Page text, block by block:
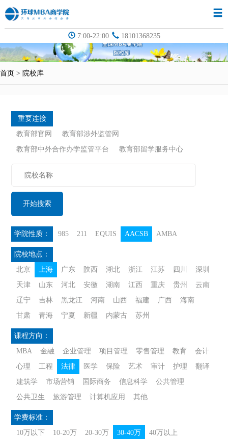
7:00-22:00 18101368235
首页 > 院校库
重要连接
教育部官网
教育部涉外监管网
教育部中外合作办学监管平台
教育部留学服务中心
开始搜索
学院性质： 985 211 EQUIS AACSB AMBA
院校地点：
北京
上海 广东 陕西 湖北 浙江 江苏 四川
深圳
天津
山东 河北 安徽 湖南 江西 重庆 贵州
云南
辽宁
吉林 黑龙江 河南 山西 福建 广西
海南
甘肃
青海 宁夏 新疆 内蒙古 苏州
课程方向：
MBA
金融 企业管理 项目管理 零售管理 教育
会计
心理
工程 法律 医学 保险 艺术 审计 护理
翻译
建筑学
市场营销 国际商务 信息科学
公共管理
公共卫生
旅游管理 计算机应用 其他
学费标准：
10万以下
10-20万 20-30万 30-40万 40万以上